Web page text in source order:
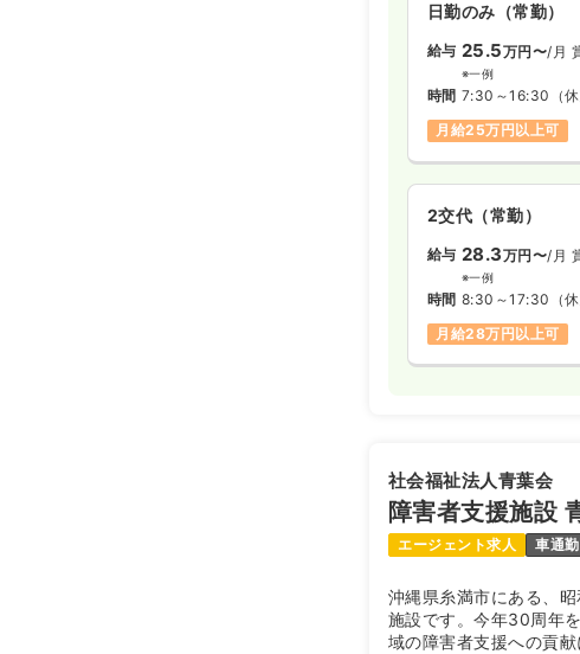
日勤のみ（常勤）
給与 25.5万円〜/月
※一例
時間 7:30～16:30 （
月給25万円以上可
2交代（常勤）
給与 28.3万円〜/月
※一例
時間 8:30～17:30 （
月給28万円以上可
社会福祉法人青葉会
障害者支援施設
エージェント求人 車通
沖縄県糸満市にある、
施設です。今年30周年
域の障害者支援への貢献